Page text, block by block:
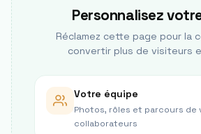
Personnalisez
Réclamez cette page pour la
convertir plus de visiteurs
Votre équipe
Photos, rôles et parcours de
collaborateurs